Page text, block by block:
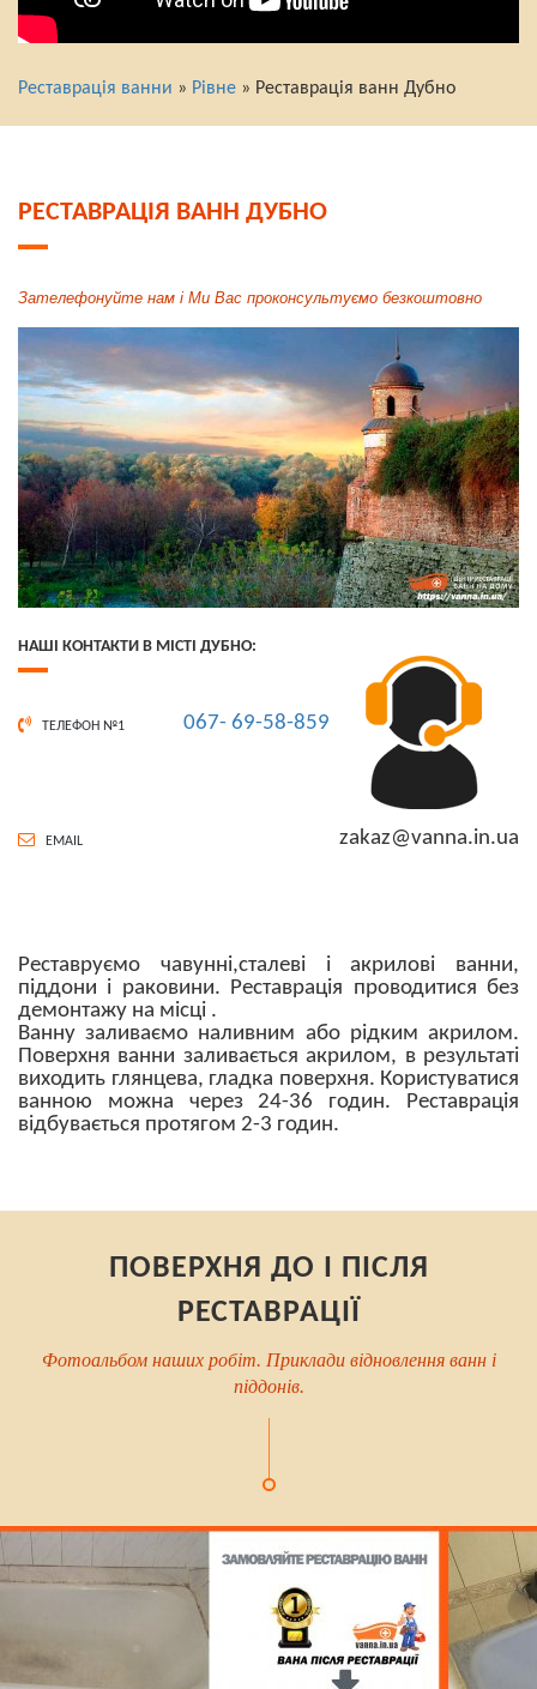
Реставрація ванни » Рівне » Реставрація ванн Дубно
РЕСТАВРАЦІЯ ВАНН ДУБНО
Зателефонуйте нам і Ми Вас проконсультуємо безкоштовно
НАШІ КОНТАКТИ В МІСТІ ДУБНО:
ТЕЛЕФОН №1 067- 69-58-859
EMAIL zakaz@vanna.in.ua
Реставруємо чавунні,сталеві і акрилові ванни,
піддони і раковини. Реставрація проводитися без
демонтажу на місці .
Ванну заливаємо наливним або рідким акрилом.
Поверхня ванни заливається акрилом, в результаті
виходить глянцева, гладка поверхня. Користуватися
ванною можна через 24-36 годин. Реставрація
відбувається протягом 2-3 годин.
ПОВЕРХНЯ ДО І ПІСЛЯ
РЕСТАВРАЦІЇ
Фотоальбом наших робіт. Приклади відновлення ванн і
піддонів.